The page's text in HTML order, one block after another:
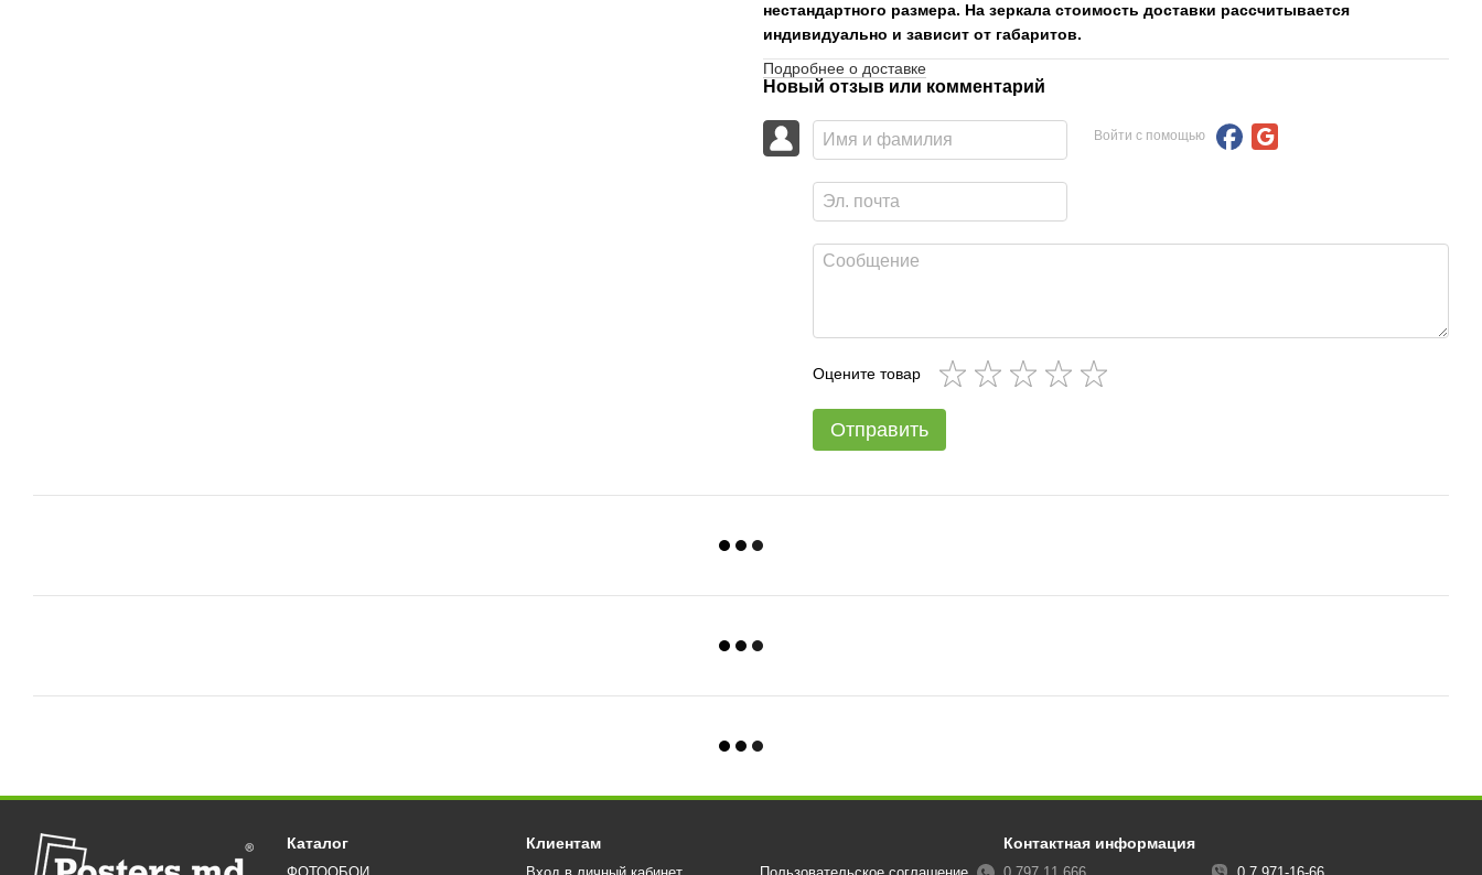
нестандартного размера. На зеркала стоимость доставки рассчитывается
индивидуально и зависит от габаритов.
Подробнее о доставке
Новый отзыв или комментарий
Войти с помощью
Оцените товар
Отправить
Каталог Клиентам Контактная информация